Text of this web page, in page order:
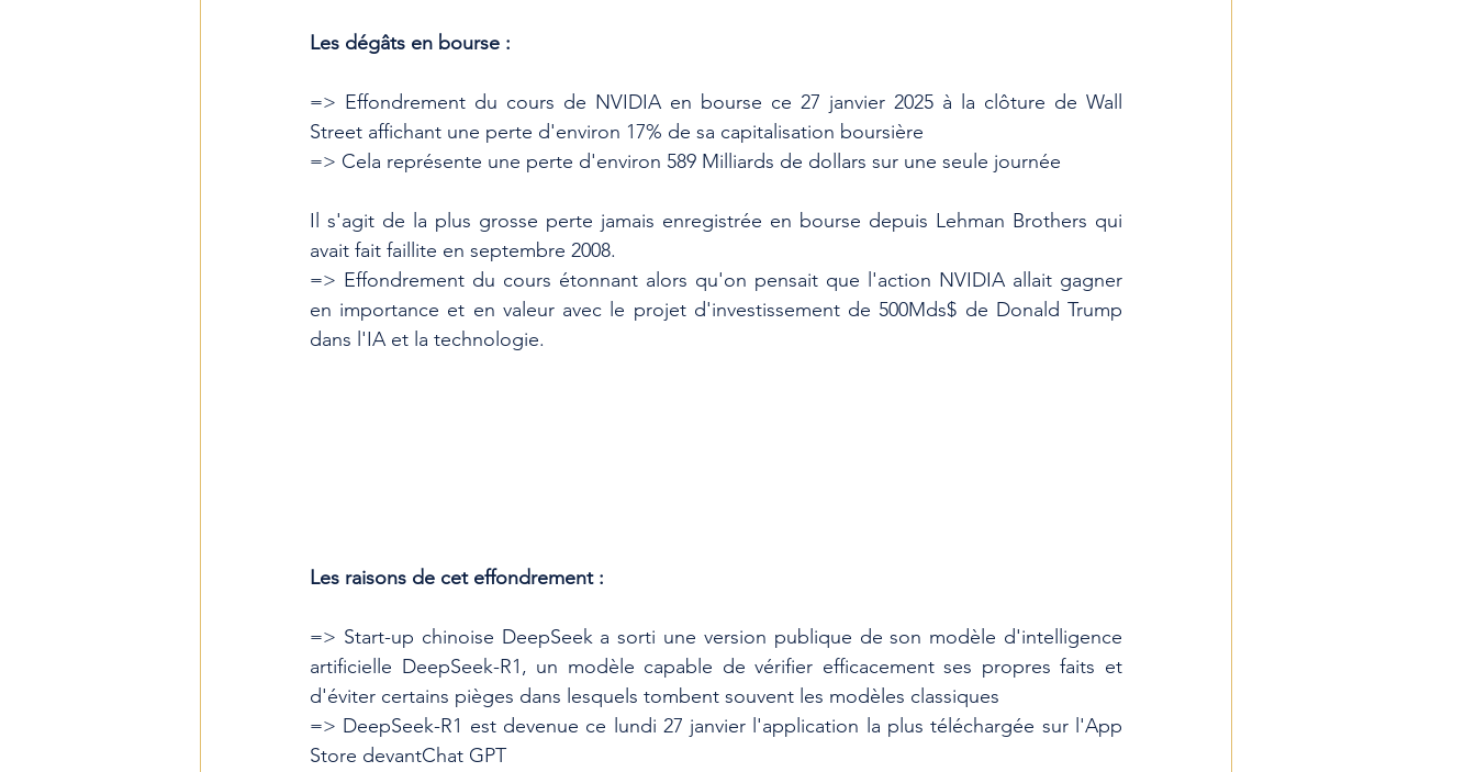
Les dégâts en bourse :
=> Effondrement du cours de NVIDIA en bourse ce 27 janvier 2025 à la clôture de Wall
Street affichant une perte d'environ 17% de sa capitalisation boursière
=> Cela représente une perte d'environ 589 Milliards de dollars sur une seule journée
Il s'agit de la plus grosse perte jamais enregistrée en bourse depuis Lehman Brothers qui
avait fait faillite en septembre 2008.
=> Effondrement du cours étonnant alors qu'on pensait que l'action NVIDIA allait gagner
en importance et en valeur avec le projet d'investissement de 500Mds$ de Donald Trump
dans l'IA et la technologie.
Les raisons de cet effondrement :
=> Start-up chinoise DeepSeek a sorti une version publique de son modèle d'intelligence
artificielle DeepSeek-R1, un modèle capable de vérifier efficacement ses propres faits et
d'éviter certains pièges dans lesquels tombent souvent les modèles classiques
=> DeepSeek-R1 est devenue ce lundi 27 janvier l'application la plus téléchargée sur l'App
Store devantChat GPT